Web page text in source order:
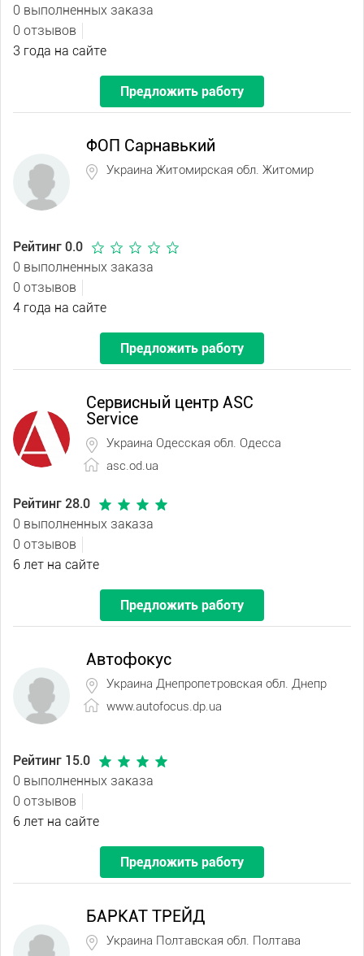
0 выполненных заказа
0 отзывов
3 года на сайте
Предложить работу
ФОП Сарнавький
Украина Житомирская обл. Житомир
Рейтинг 0.0
0 выполненных заказа
0 отзывов
4 года на сайте
Предложить работу
Сервисный центр ASC
Service
Украина Одесская обл. Одесса
asc.od.ua
Рейтинг 28.0
0 выполненных заказа
0 отзывов
6 лет на сайте
Предложить работу
Автофокус
Украина Днепропетровская обл. Днепр
www.autofocus.dp.ua
Рейтинг 15.0
0 выполненных заказа
0 отзывов
6 лет на сайте
Предложить работу
БАРКАТ ТРЕЙД
Украина Полтавская обл. Полтава